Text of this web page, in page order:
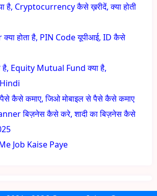
है, Cryptocurrency कैसे ख़रीदें, क्या होती
होता है, PIN Code यूपीआई, ID कैसे
है, Equity Mutual Fund क्या है,
कैसे कमाए, जिओ मोबाइल से पैसे कैसे कमाए
बिज़नेस कैसे करे, शादी का बिज़नेस कैसे
Job Kaise Paye